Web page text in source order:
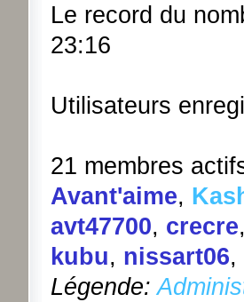
Le record du
23:16
Utilisateurs
21 membres
Avant'aime,
avt47700, crecre,
kubu, nissart06,
Légende: